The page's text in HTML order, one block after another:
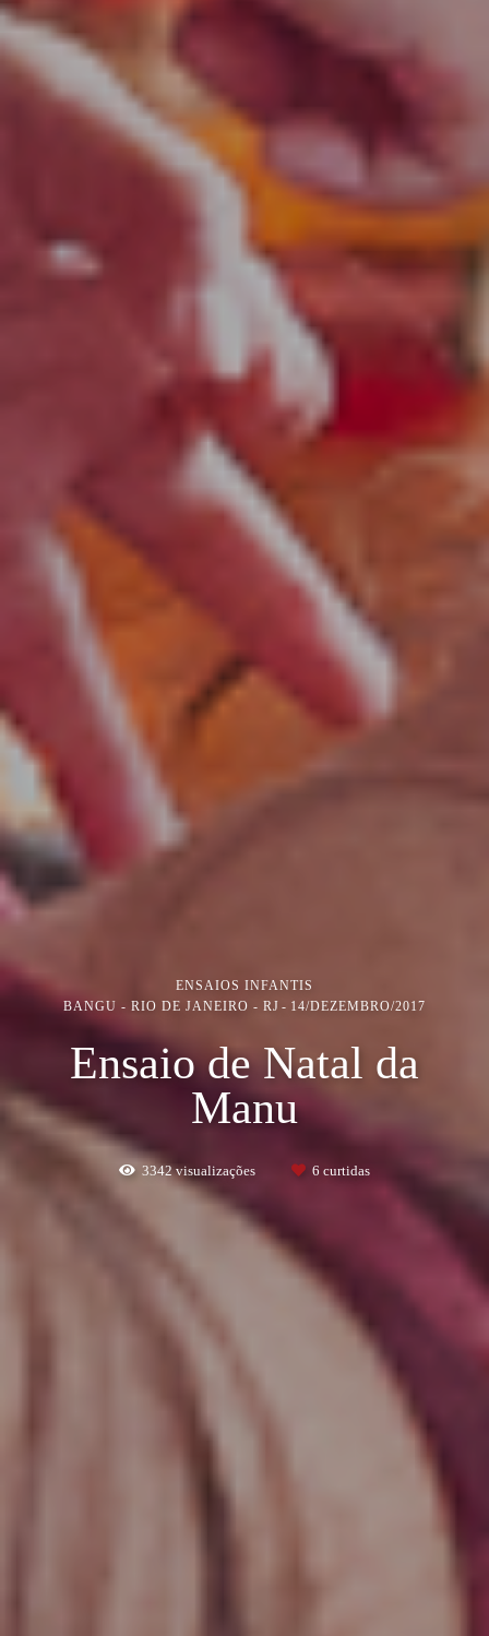
ENSAIOS INFANTIS
BANGU - RIO DE JANEIRO - RJ
14/DEZEMBRO/2017
Ensaio de Natal da
Manu
3342visualizações 6 curtidas